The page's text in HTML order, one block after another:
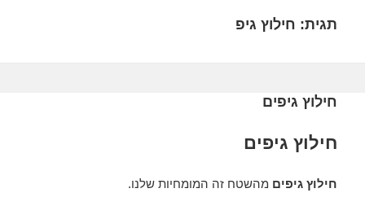
תגית: חילוץ גיפ
חילוץ גיפים
חילוץ גיפים
חילוץ גיפים מהשטח זה המומחיות שלנו.